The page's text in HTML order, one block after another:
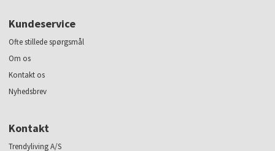
Kundeservice
Ofte stillede spørgsmål
Om os
Kontakt os
Nyhedsbrev
Kontakt
Trendyliving A/S